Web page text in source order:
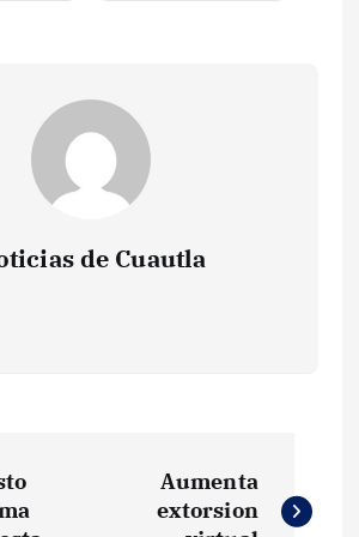
de Cuautla
Aumenta
extorsion